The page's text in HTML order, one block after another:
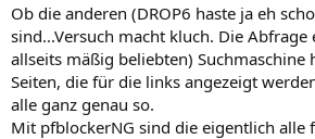
Ob die anderen (DROP6 haste ja eh
sind...Versuch macht kluch. Die
allseits mäßig beliebten) Suchmaschine
Seiten, die für die links angezeigt
alle ganz genau so.
Mit pfblockerNG sind die eigentlich alle